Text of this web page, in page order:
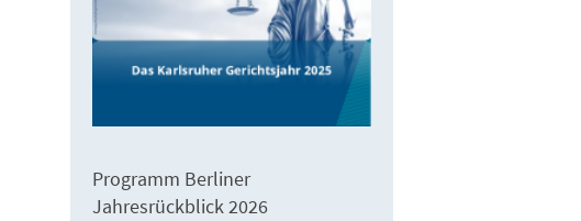
Programm Berliner
Jahresrückblick 2026